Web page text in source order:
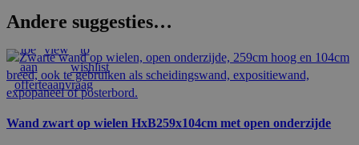
Andere suggesties…
Voeg
toe
aan
offerteaanvraag
Quick
view
Add
to
wishlist
Wand zwart op wielen HxB259x104cm met open onderzijde